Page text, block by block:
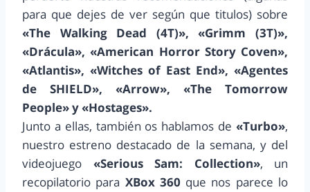
para que dejes de ver según que titulos) sobre
«The Walking Dead (4T)», «Grimm (3T)»,
«Drácula», «American Horror Story Coven»,
«Atlantis», «Witches of East End», «Agentes
de SHIELD», «Arrow», «The Tomorrow
People» y «Hostages».
Junto a ellas, también os hablamos de «Turbo»,
nuestro estreno destacado de la semana, y del
videojuego «Serious Sam: Collection», un
recopilatorio para XBox 360 que nos parece lo